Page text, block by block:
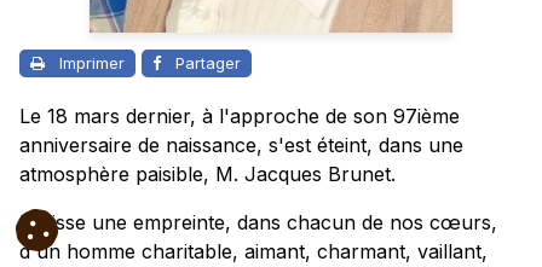
Imprimer Partager
Le 18 mars dernier, à l'approche de son 97ième
anniversaire de naissance, s'est éteint, dans une
atmosphère paisible, M. Jacques Brunet.
Il laisse une empreinte, dans chacun de nos cœurs,
d'un homme charitable, aimant, charmant, vaillant,